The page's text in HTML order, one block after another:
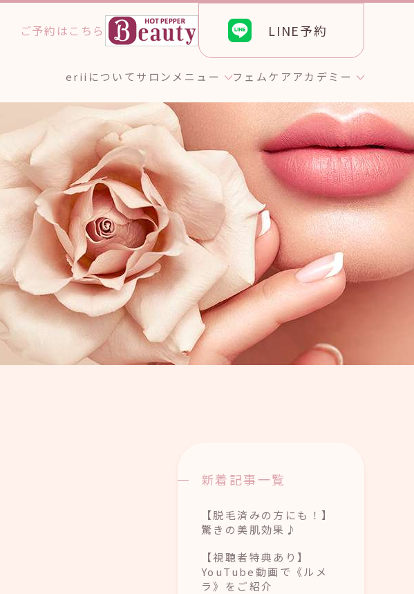
eriiについてサロンメニュー
ワックストリートメントエステティック GROTTY PRO
アイブロウスタイリング
フェムケア アカデミー
個人のお客様へ
ご予約はこちら LINE予約
新着記事一覧
【脱毛済みの方にも！】
驚きの美肌効果♪
【視聴者特典あり】
YouTube動画で《ルメ
ラ》をご紹介